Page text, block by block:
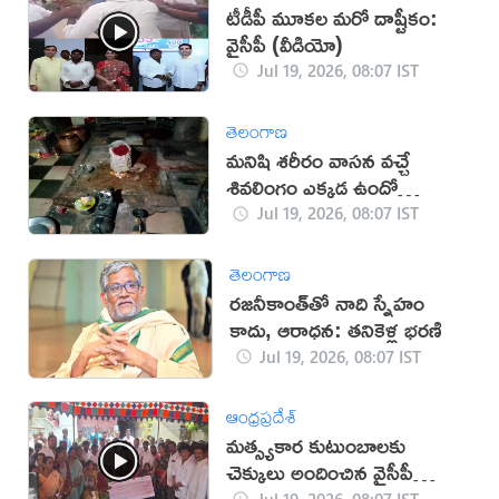
టీడీపీ మూకల మరో దాష్టీకం:
వైసీపీ (వీడియో)
Jul 19, 2026, 08:07 IST
తెలంగాణ
మనిషి శరీరం వాసన వచ్చే
శివలింగం ఎక్కడ ఉందో
తెలుసా?
Jul 19, 2026, 08:07 IST
తెలంగాణ
రజనీకాంత్‌తో నాది స్నేహం
కాదు, ఆరాధన: తనికెళ్ల భరణి
Jul 19, 2026, 08:07 IST
ఆంధ్రప్రదేశ్
మత్స్యకార కుటుంబాలకు
చెక్కులు అందించిన వైసీపీ